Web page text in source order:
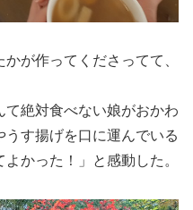
が作ってくださってて、
絶対食べない娘がおかわ
うす揚げを口に運んでいる
かった！」と感動した。